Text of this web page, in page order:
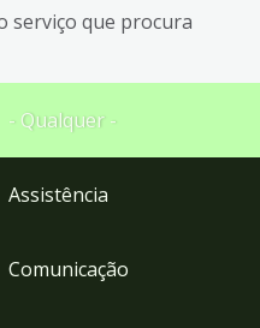
serviço que procura
- Qualquer -
Assistência
Comunicação